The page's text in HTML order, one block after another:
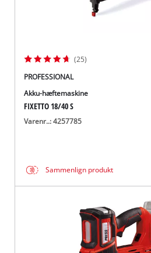
(25)
PROFESSIONAL
Akku-hæftemaskine
FIXETTO 18/40 S
Varenr..: 4257785
Sammenlign produkt